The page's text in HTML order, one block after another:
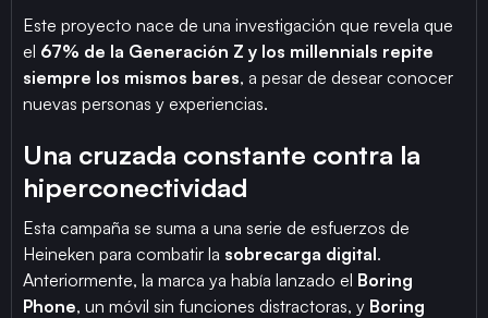
Este proyecto nace de una investigación que revela que
el 67% de la Generación Z y los millennials repite
siempre los mismos bares, a pesar de desear conocer
nuevas personas y experiencias.
Una cruzada constante contra la
hiperconectividad
Esta campaña se suma a una serie de esfuerzos de
Heineken para combatir la sobrecarga digital.
Anteriormente, la marca ya había lanzado el Boring
Phone, un móvil sin funciones distractoras, y Boring